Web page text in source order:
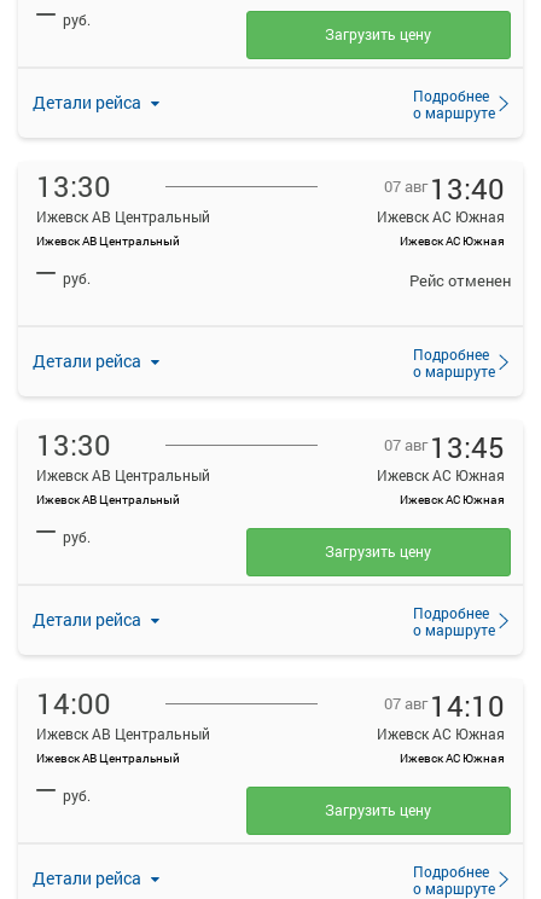
Детали рейса
Подробнее
о маршруте
— руб.
Загрузить цену
13:30
Ижевск АВ Центральный
Ижевск АВ Центральный
07 авг 13:40
Ижевск АС Южная
Ижевск АС Южная
Детали рейса
Подробнее
о маршруте
— руб. Рейс отменен
13:30
Ижевск АВ Центральный
Ижевск АВ Центральный
07 авг 13:45
Ижевск АС Южная
Ижевск АС Южная
Детали рейса
Подробнее
о маршруте
— руб.
Загрузить цену
14:00
Ижевск АВ Центральный
Ижевск АВ Центральный
07 авг 14:10
Ижевск АС Южная
Ижевск АС Южная
Детали рейса
Подробнее
о маршруте
— руб.
Загрузить цену